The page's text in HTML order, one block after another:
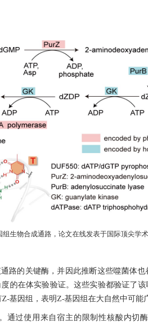
组生物合成通路，论文在线发表于国际顶尖学术
路的关键酶，并因此推断这些噬菌体
度的在体实验验证。这些实验都验证了
基因组，表明Z-基因组在大自然中可能
通过使用来自宿主的限制性核酸内切